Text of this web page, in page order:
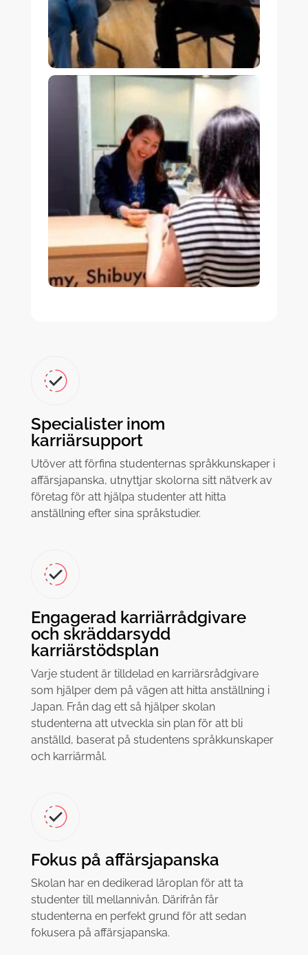
Specialister inom
karriärsupport
Utöver att förfina studenternas språkkunskaper i
affärsjapanska, utnyttjar skolorna sitt nätverk av
företag för att hjälpa studenter att hitta
anställning efter sina språkstudier.
Engagerad karriärrådgivare
och skräddarsydd
karriärstödsplan
Varje student är tilldelad en karriärsrådgivare
som hjälper dem på vägen att hitta anställning i
Japan. Från dag ett så hjälper skolan
studenterna att utveckla sin plan för att bli
anställd, baserat på studentens språkkunskaper
och karriärmål.
Fokus på affärsjapanska
Skolan har en dedikerad läroplan för att ta
studenter till mellannivån. Därifrån får
studenterna en perfekt grund för att sedan
fokusera på affärsjapanska.